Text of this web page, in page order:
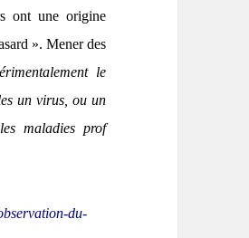
ont une origine
». Mener des
le
un virus, ou un
maladies prof
du-